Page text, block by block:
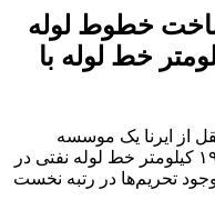
ساخت خطوط لوله
ساخت ۱۹۰۰ کیلومتر خط لوله با
از ایرنا یک موسسه
تحقیقاتی آمریکایی اعلام کرد حدود ۱۹۰۰ کیلومتر خط لوله نفتی در
تحریم‌ها در رتبه نخست